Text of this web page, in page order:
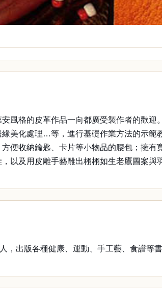
風格的皮革作品一向都廣受製作者的歡
美化處理…等，進行基礎作業方法的示範
便收納鑰匙、卡片等小物品的腰包；擁
以及用皮雕手藝雕出栩栩如生老鷹圖案與
，出版各種健康、運動、手工藝、食譜等書